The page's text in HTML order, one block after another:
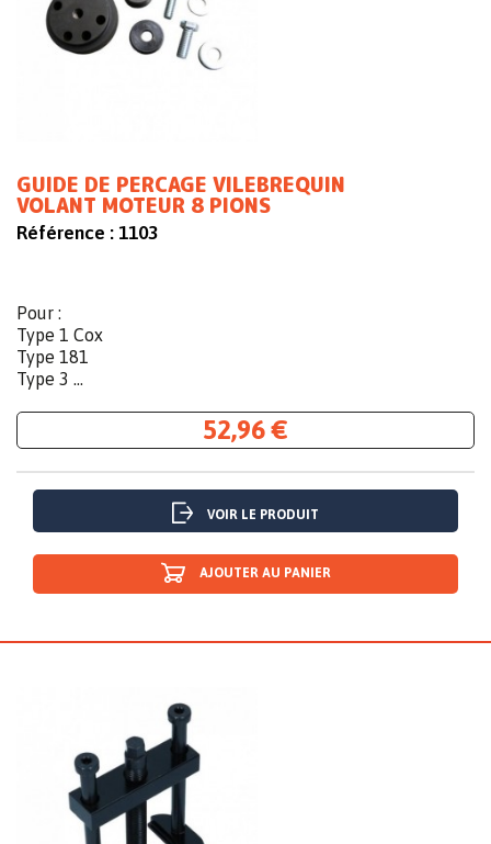
GUIDE DE PERCAGE VILEBREQUIN
VOLANT MOTEUR 8 PIONS
Référence : 1103
Pour :
Type 1 Cox
Type 181
Type 3 ...
52,96 €
VOIR LE PRODUIT
AJOUTER AU PANIER